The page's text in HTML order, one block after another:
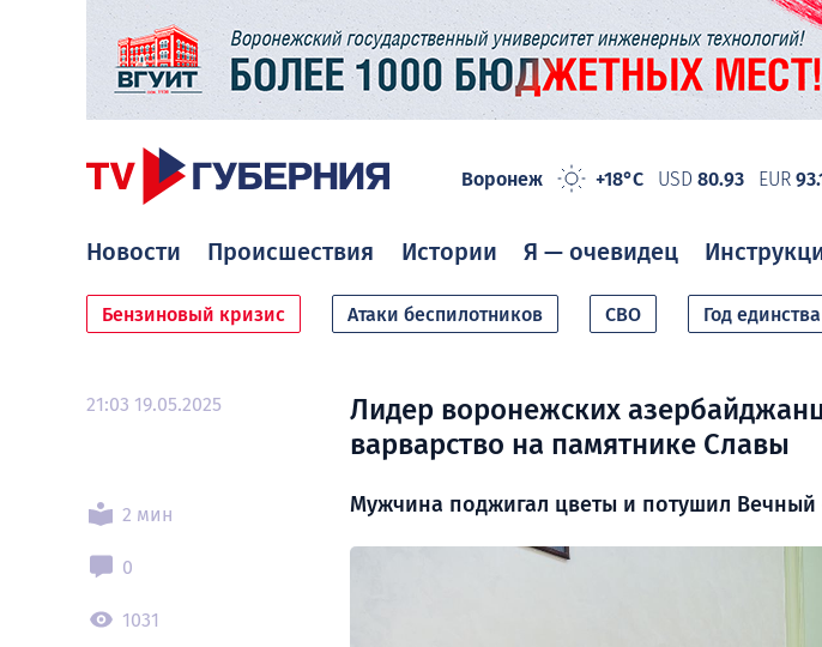
Воронеж +18°C USD 80.93 EUR
Новости Происшествия Истории Я — очевидец
Бензиновый кризис Атаки беспилотников СВО Год
21:03 19.05.2025
2 мин
0
1031
Лидер воронежских
варварство на памятнике Славы
Мужчина поджигал цветы и потушил Вечный